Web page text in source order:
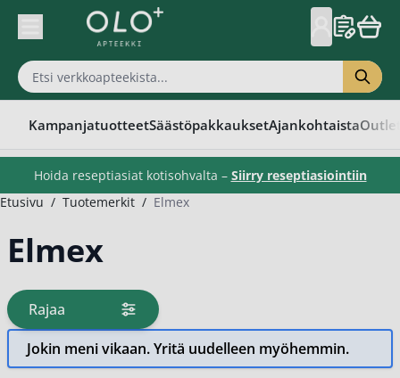
Skip to Content
KampanjatuotteetSäästöpakkauksetAjankohtaista
Hoida reseptiasiat kotisohvalta – Siirry reseptiasiointiin
Etusivu / Tuotemerkit / Elmex
Elmex
Rajaa
tuotteita
Jokin meni vikaan. Yritä uudelleen myöhemmin.